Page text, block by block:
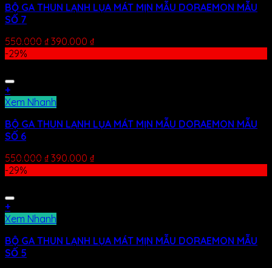
BỘ GA THUN LẠNH LỤA MÁT MỊN MẪU DORAEMON MẪU
SỐ 7
550.000 ₫ 390.000 ₫
-29%
+
Xem Nhanh
BỘ GA THUN LẠNH LỤA MÁT MỊN MẪU DORAEMON MẪU
SỐ 6
550.000 ₫ 390.000 ₫
-29%
+
Xem Nhanh
BỘ GA THUN LẠNH LỤA MÁT MỊN MẪU DORAEMON MẪU
SỐ 5